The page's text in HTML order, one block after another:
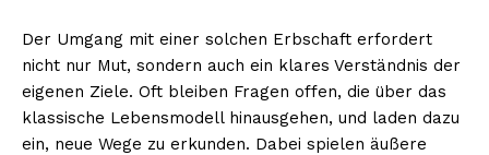
Der Umgang mit einer solchen Erbschaft erfordert
nicht nur Mut, sondern auch ein klares Verständnis der
eigenen Ziele. Oft bleiben Fragen offen, die über das
klassische Lebensmodell hinausgehen, und laden dazu
ein, neue Wege zu erkunden. Dabei spielen äußere